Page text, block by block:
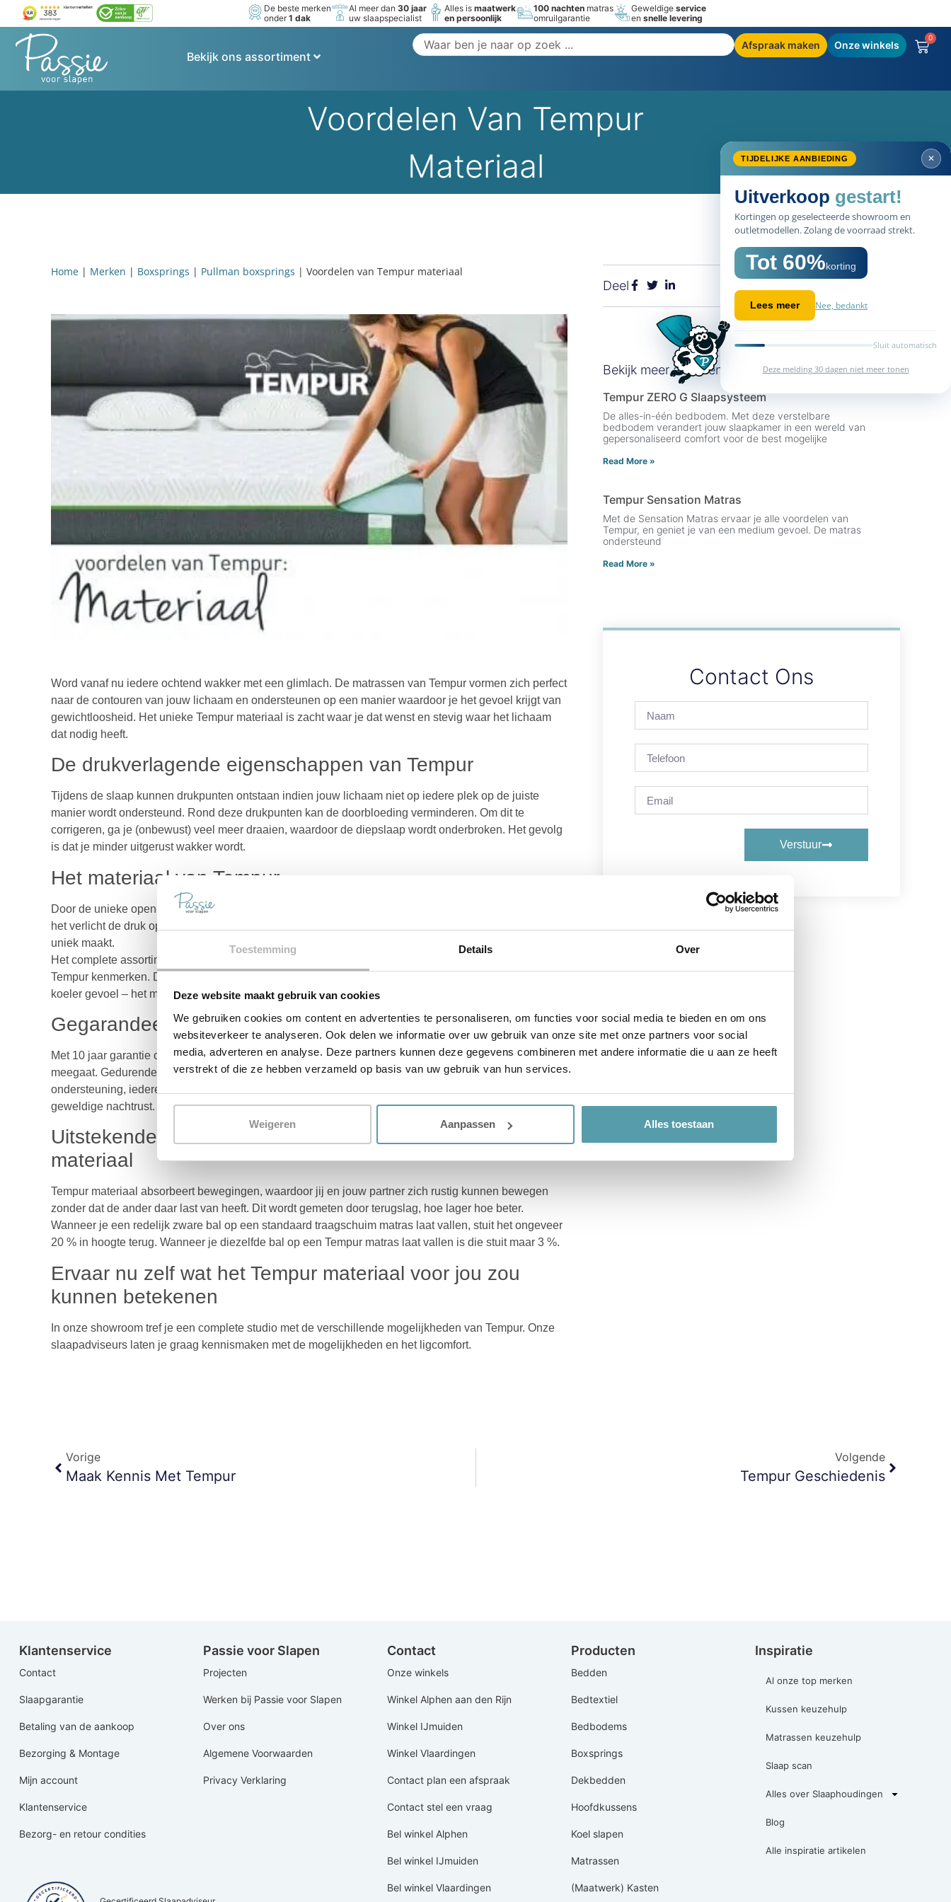
Toestemming Details Over
Deze website maakt gebruik van cookies
We gebruiken cookies om content en advertenties te personaliseren, om functies voor social media te bieden en om ons
websiteverkeer te analyseren. Ook delen we informatie over uw gebruik van onze site met onze partners voor social
media, adverteren en analyse. Deze partners kunnen deze gegevens combineren met andere informatie die u aan ze heeft
verstrekt of die ze hebben verzameld op basis van uw gebruik van hun services.
Weigeren Aanpassen Alles toestaan
De beste merken
onder1 dak
Al meer dan30 jaar
uw slaapspecialist
Alles ismaatwerk
en persoonlijk
100 nachten matras
omruilgarantie
Geweldigeservice
ensnelle levering
Bekijk ons assortiment
Afspraak maken Onze winkels
0
TIJDELIJKE AANBIEDING ✕
Uitverkoop gestart!
Kortingen op geselecteerde showroom en
outletmodellen. Zolang de voorraad strekt.
Tot 60%korting
Lees meer Nee, bedankt
Sluit automatisch
Deze melding 30 dagen niet meer tonen
Voordelen Van Tempur
Materiaal
Home | Merken | Boxsprings | Pullman boxsprings | Voordelen van Tempur materiaal
Word vanaf nu iedere ochtend wakker met een glimlach. De matrassen van Tempur vormen zich perfect
naar de contouren van jouw lichaam en ondersteunen op een manier waardoor je het gevoel krijgt van
gewichtloosheid. Het unieke Tempur materiaal is zacht waar je dat wenst en stevig waar het lichaam
dat nodig heeft.
De drukverlagende eigenschappen van Tempur
Tijdens de slaap kunnen drukpunten ontstaan indien jouw lichaam niet op iedere plek op de juiste
manier wordt ondersteund. Rond deze drukpunten kan de doorbloeding verminderen. Om dit te
corrigeren, ga je (onbewust) veel meer draaien, waardoor de diepslaap wordt onderbroken. Het gevolg
is dat je minder uitgerust wakker wordt.
Het materiaal van Tempur
Door de unieke open-celstructuur absorbeert het Tempur materiaal bewegingen van jouw partner en
het verlicht de druk op belangrijke zones van jouw lichaam op een manier dat Tempur materiaal zo
uniek maakt.
Het complete assortiment matrassen en hoofdkussens bevat het Tempur materiaal en de unieke
Tempur kenmerken. Dus wat jouw voorkeur ook heeft – zachter, steviger, eenvoudiger draaien of een
koeler gevoel – het materiaal zal iedere nacht weer optimaal presteren.
Gegarandeerde lange levensduur Tempur materiaal
Met 10 jaar garantie op onze matrassen, garanderen wij dat uw Tempur matras ook zeker 10 jaar
meegaat. Gedurende deze tijd leveren onze matrassen continu uitstekend comfort en geweldige
ondersteuning, iedere nacht weer. U kunt uw matras gerust vergeten en jarenlang genieten van een
geweldige nachtrust.
Uitstekende controle over beweging van het Tempur
materiaal
Tempur materiaal absorbeert bewegingen, waardoor jij en jouw partner zich rustig kunnen bewegen
zonder dat de ander daar last van heeft. Dit wordt gemeten door terugslag, hoe lager hoe beter.
Wanneer je een redelijk zware bal op een standaard traagschuim matras laat vallen, stuit het ongeveer
20 % in hoogte terug. Wanneer je diezelfde bal op een Tempur matras laat vallen is die stuit maar 3 %.
Ervaar nu zelf wat het Tempur materiaal voor jou zou
kunnen betekenen
In onze showroom tref je een complete studio met de verschillende mogelijkheden van Tempur. Onze
slaapadviseurs laten je graag kennismaken met de mogelijkheden en het ligcomfort.
Deel
Bekijk meer artikelen
Tempur ZERO G Slaapsysteem
De alles-in-één bedbodem. Met deze verstelbare
bedbodem verandert jouw slaapkamer in een wereld van
gepersonaliseerd comfort voor de best mogelijke
Read More »
Tempur Sensation Matras
Met de Sensation Matras ervaar je alle voordelen van
Tempur, en geniet je van een medium gevoel. De matras
ondersteund
Read More »
Contact Ons
Verstuur
Vorige
Maak Kennis Met Tempur
Volgende
Tempur Geschiedenis
Klantenservice
Contact
Slaapgarantie
Betaling van de aankoop
Bezorging & Montage
Mijn account
Klantenservice
Bezorg- en retour condities
Passie voor Slapen
Projecten
Werken bij Passie voor Slapen
Over ons
Algemene Voorwaarden
Privacy Verklaring
Contact
Onze winkels
Winkel Alphen aan den Rijn
Winkel IJmuiden
Winkel Vlaardingen
Contact plan een afspraak
Contact stel een vraag
Bel winkel Alphen
Bel winkel IJmuiden
Bel winkel Vlaardingen
Producten
Bedden
Bedtextiel
Bedbodems
Boxsprings
Dekbedden
Hoofdkussens
Koel slapen
Matrassen
(Maatwerk) Kasten
Inspiratie
Al onze top merken
Kussen keuzehulp
Matrassen keuzehulp
Slaap scan
Alles over Slaaphoudingen
Blog
Alle inspiratie artikelen